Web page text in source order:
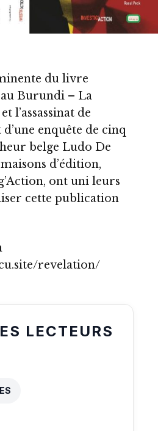
du livre
Burundi – La
l’assassinat de
enquête de cinq
belge Ludo De
d’édition,
ont uni leurs
cette publication
revelation/
LECTEURS